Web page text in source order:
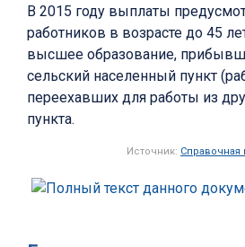
В 2015 году выплаты
работников в возрасте до 45
высшее образование,
сельский населенный пункт
переехавших для работы из
пункта.
Источник: Справочная